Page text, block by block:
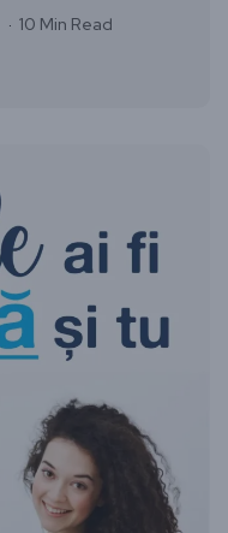
10 Min Read